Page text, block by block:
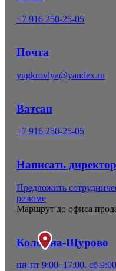
+7 916 250-25-05
Почта
yugkrovlya@yandex.ru
Ватсап
+7 916 250-25-05
Написать
Предложить
резюме
Маршрут до офиса
Коломна-Щурово
пн-пт 9:00–17:00, сб